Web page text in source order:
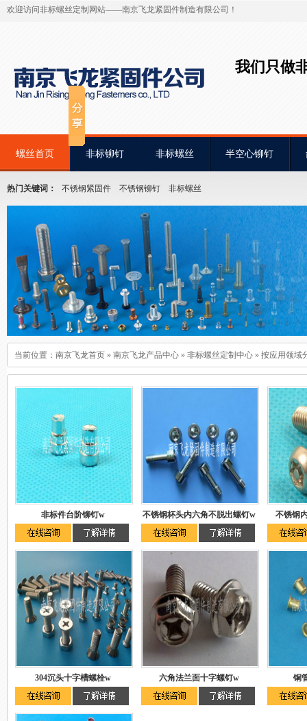
欢迎访问非标螺丝定制网站——南京飞龙紧固件制造有限公司！
我们只做
螺丝首页 非标铆钉 非标螺丝 半空心铆钉
热门关键词： 不锈钢紧固件 不锈钢铆钉 非标螺丝
当前位置： 南京飞龙首页 » 南京飞龙产品中心 » 非标螺丝定制中心 » 按应用领域
非标件台阶铆钉w 不锈钢杯头内六角不脱出螺钉w 不锈钢
304沉头十字槽螺栓w 六角法兰面十字螺钉w 铜